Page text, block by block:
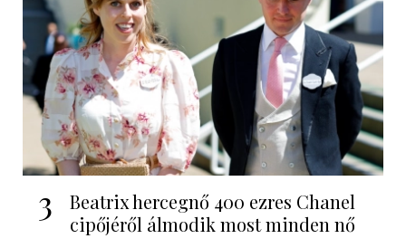
3
Beatrix hercegnő 400 ezres Chanel
cipőjéről álmodik most minden nő